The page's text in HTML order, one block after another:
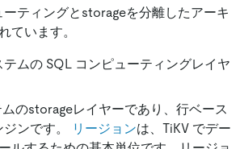
ティングとstorageを分離したアーキ
ています。
ムの SQL コンピューティングレイヤ
のstorageレイヤーであり、行ベース
ンです。
リージョンは、TiKV でデー